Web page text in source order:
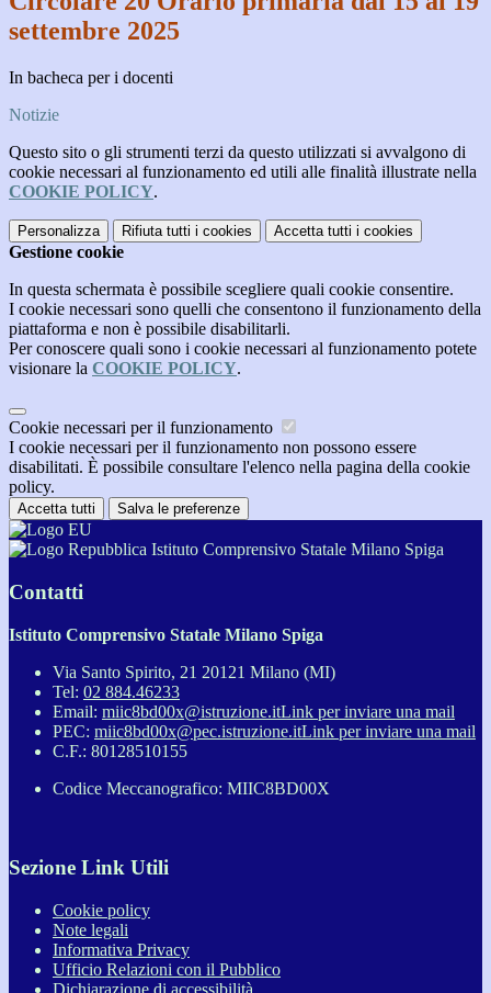
settembre 2025
In bacheca per i docenti
Notizie
Questo sito o gli strumenti terzi da questo utilizzati si avvalgono di
cookie necessari al funzionamento ed utili alle finalità illustrate nella
COOKIE POLICY.
Personalizza Rifiuta tutti i cookies Accetta tutti i cookies
Gestione cookie
In questa schermata è possibile scegliere quali cookie consentire.
I cookie necessari sono quelli che consentono il funzionamento della
piattaforma e non è possibile disabilitarli.
Per conoscere quali sono i cookie necessari al funzionamento potete
visionare la COOKIE POLICY.
Cookie necessari per il funzionamento
I cookie necessari per il funzionamento non possono essere
disabilitati. È possibile consultare l'elenco nella pagina della cookie
policy.
Accetta tutti Salva le preferenze
Istituto Comprensivo Statale Milano Spiga
Contatti
Istituto Comprensivo Statale Milano Spiga
Via Santo Spirito, 21 20121 Milano (MI)
Tel: 02 884.46233
Email: miic8bd00x@istruzione.itLink per inviare una mail
PEC: miic8bd00x@pec.istruzione.itLink per inviare una mail
C.F.: 80128510155
Codice Meccanografico: MIIC8BD00X
Sezione Link Utili
Cookie policy
Note legali
Informativa Privacy
Ufficio Relazioni con il Pubblico
Dichiarazione di accessibilità